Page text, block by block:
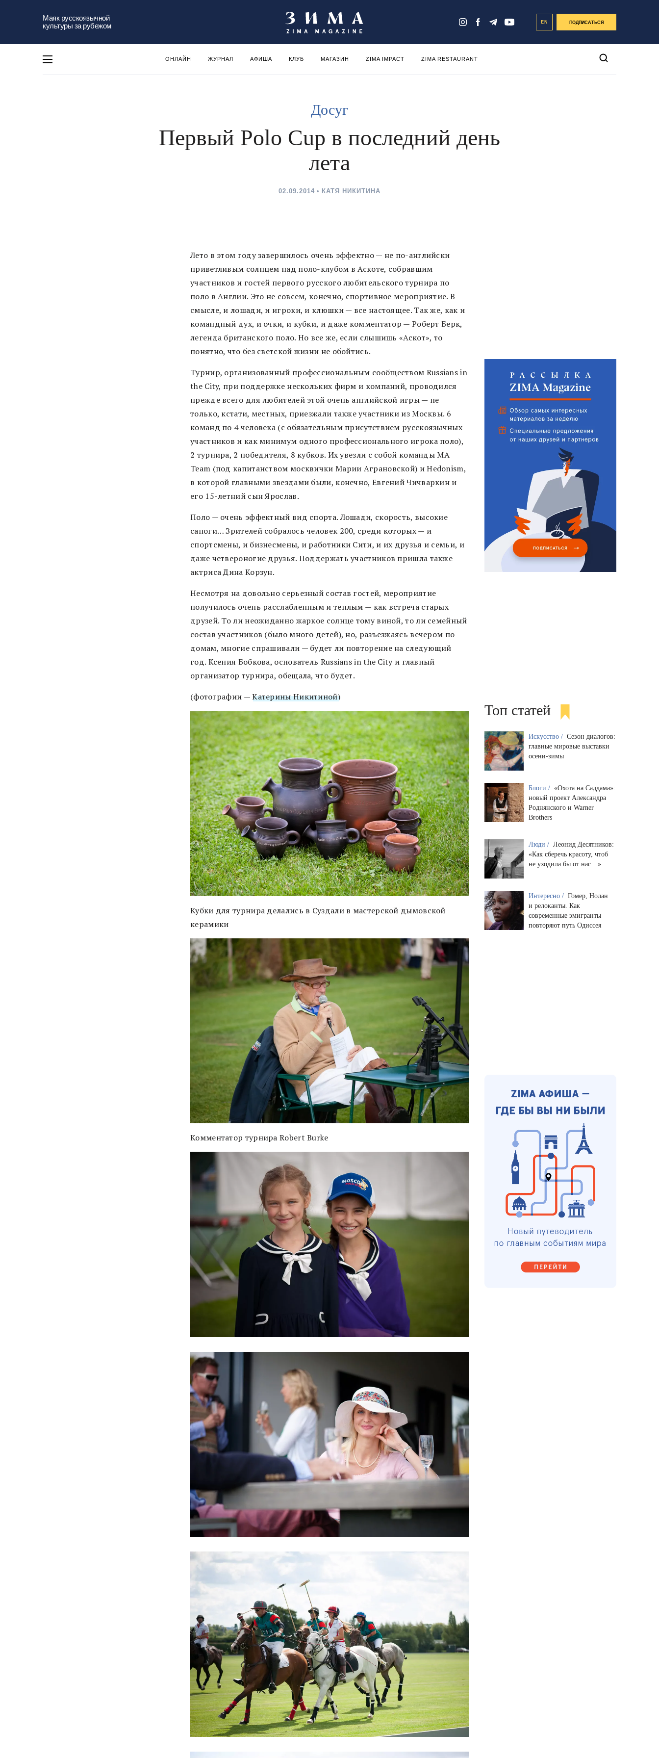
Маяк русскоязычной
культуры за рубежом
EN ПОДПИСАТЬСЯ
ОНЛАЙН ЖУРНАЛ АФИША КЛУБ МАГАЗИН ZIMA IMPACT ZIMA RESTAURANT
Досуг
Первый Polo Cup в последний день
лета
02.09.2014 КАТЯ НИКИТИНА
Лето в этом году завершилось очень эффектно — не по-английски
приветливым солнцем над поло-клубом в Аскоте, собравшим
участников и гостей первого русского любительского турнира по
поло в Англии. Это не совсем, конечно, спортивное мероприятие. В
смысле, и лошади, и игроки, и клюшки — все настоящее. Так же, как и
командный дух, и очки, и кубки, и даже комментатор — Роберт Берк,
легенда британского поло. Но все же, если слышишь «Аскот», то
понятно, что без светской жизни не обойтись.
Турнир, организованный профессиональным сообществом Russians in
the City, при поддержке нескольких фирм и компаний, проводился
прежде всего для любителей этой очень английской игры — не
только, кстати, местных, приезжали также участники из Москвы. 6
команд по 4 человека (с обязательным присутствием русскоязычных
участников и как минимум одного профессионального игрока поло),
2 турнира, 2 победителя, 8 кубков. Их увезли с собой команды MA
Team (под капитанством москвички Марии Аграновской) и Hedonism,
в которой главными звездами были, конечно, Евгений Чичваркин и
его 15-летний сын Ярослав.
Поло — очень эффектный вид спорта. Лошади, скорость, высокие
сапоги… Зрителей собралось человек 200, среди которых — и
спортсмены, и бизнесмены, и работники Сити, и их друзья и семьи, и
даже четвероногие друзья. Поддержать участников пришла также
актриса Дина Корзун.
Несмотря на довольно серьезный состав гостей, мероприятие
получилось очень расслабленным и теплым — как встреча старых
друзей. То ли неожиданно жаркое солнце тому виной, то ли семейный
состав участников (было много детей), но, разъезжаясь вечером по
домам, многие спрашивали — будет ли повторение на следующий
год. Ксения Бобкова, основатель Russians in the City и главный
организатор турнира, обещала, что будет.
(фотографии —Катерины Никитиной)
Кубки для турнира делались в Суздали в мастерской дымовской
керамики
Комментатор турнира Robert Burke
Топ статей
Искусство / Сезон диалогов:
главные мировые выставки
осени-зимы
Блоги / «Охота на Саддама»:
новый проект Александра
Роднянского и Warner
Brothers
Люди / Леонид Десятников:
«Как сберечь красоту, чтоб
не уходила бы от нас…»
Интересно / Гомер, Нолан
и релоканты. Как
современные эмигранты
повторяют путь Одиссея